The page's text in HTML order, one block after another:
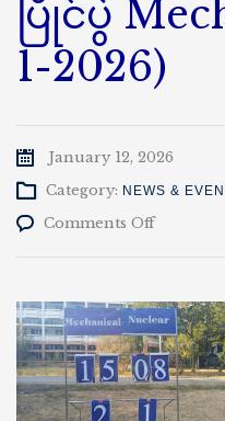
ပြိုင်ပွဲ
1-2026)
January 12, 2026
Category: NEWS &
Comments Offon
အားကစား
ပြိုင်ပွဲ
Mech
Vs
NT